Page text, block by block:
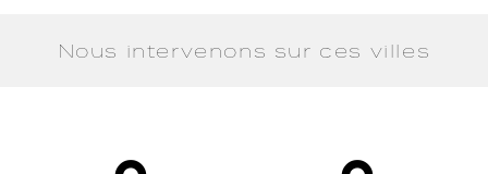
Nous intervenons sur ces villes